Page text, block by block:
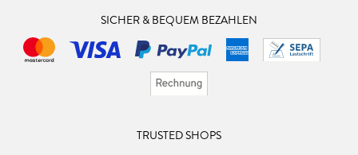
SICHER & BEQUEM BEZAHLEN
TRUSTED SHOPS